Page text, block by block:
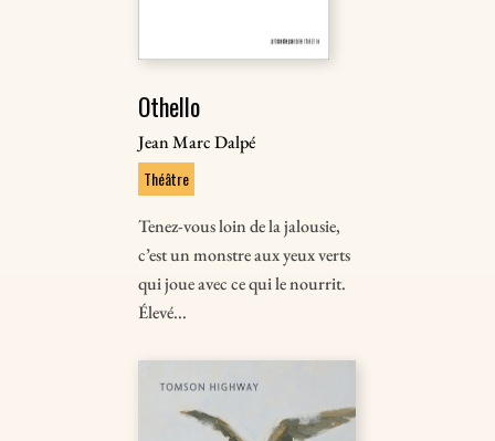
Othello
Jean Marc Dalpé
Théâtre
Tenez-vous loin de la jalousie,
c’est un monstre aux yeux verts
qui joue avec ce qui le nourrit.
Élevé...